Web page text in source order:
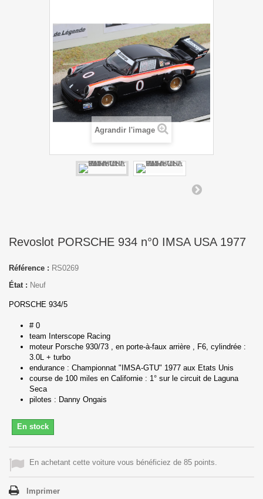
Agrandir l'image
Revoslot PORSCHE 934 n°0 IMSA USA 1977
Référence : RS0269
État : Neuf
PORSCHE 934/5
# 0
team Interscope Racing
moteur Porsche 930/73 , en porte-à-faux arrière , F6, cylindrée :
3.0L + turbo
endurance : Championnat "IMSA-GTU" 1977 aux Etats Unis
course de 100 miles en Californie : 1° sur le circuit de Laguna
Seca
pilotes : Danny Ongais
En stock
En achetant cette voiture vous bénéficiez de 85 points.
Imprimer